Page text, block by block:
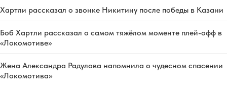
Хартли рассказал о звонке Никитину после победы в Казани
Боб Хартли рассказал о самом тяжёлом моменте плей-офф в
«Локомотиве»
Жена Александра Радулова напомнила о чудесном спасении
«Локомотива»